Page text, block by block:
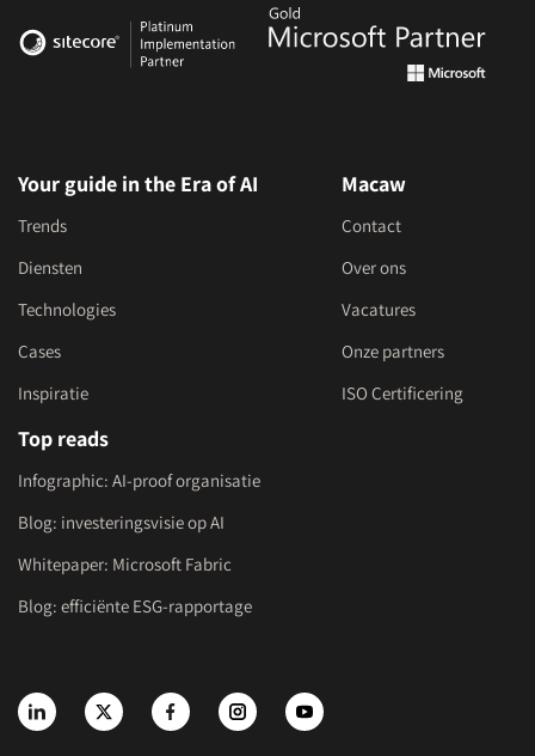
Your guide in the Era of AI
Trends
Diensten
Technologies
Cases
Inspiratie
Macaw
Contact
Over ons
Vacatures
Onze partners
ISO Certificering
Top reads
Infographic: AI-proof organisatie
Blog: investeringsvisie op AI
Whitepaper: Microsoft Fabric
Blog: efficiënte ESG-rapportage